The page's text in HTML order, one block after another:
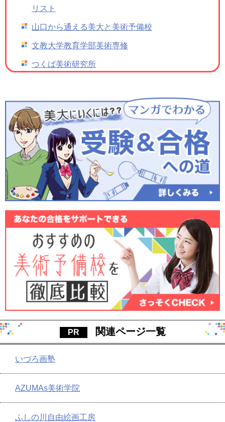
リスト
山口から通える美大と美術予備校
文教大学教育学部美術専修
つくば美術研究所
関連ページ一覧
いづろ画塾
AZUMAs美術学院
ふしの川自由絵画工房